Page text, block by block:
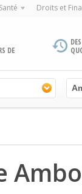
Santé Droits et
DE